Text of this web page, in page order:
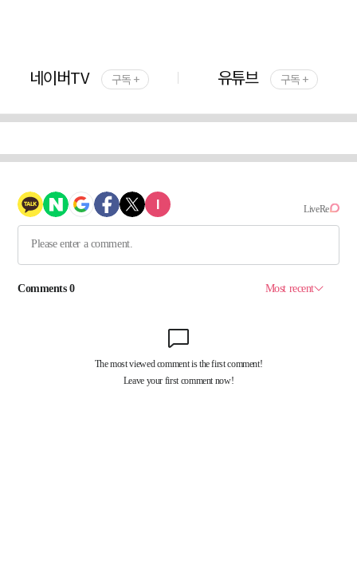
네이버TV 구독 + 유튜브 구독 +